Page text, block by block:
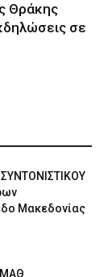
Θράκης
σε
Μακεδονίας